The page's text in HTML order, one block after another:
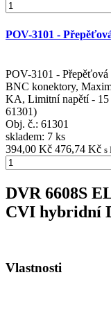
POV-3101 -
POV-3101 - Přepěťová
BNC konektory,
KA, Limitní napětí - 15
61301)
Obj. č.: 61301
skladem: 7 ks
394,00 Kč 476,74 Kč s
DVR 6608S
CVI hybridní
Vlastnosti